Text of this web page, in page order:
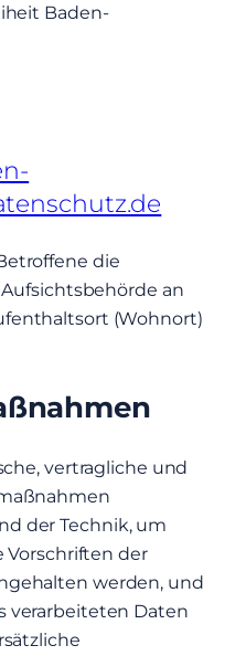
Baden-
die
an
(Wohnort)
vertragliche und
der Technik, um
Vorschriften der
werden, und
verarbeiteten Daten